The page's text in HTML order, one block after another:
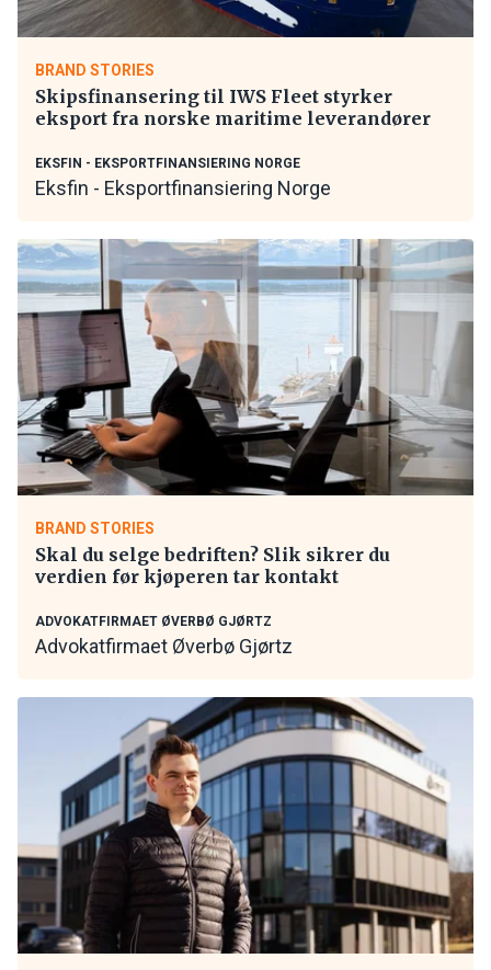
BRAND STORIES
Skipsfinansering til IWS Fleet styrker
eksport fra norske maritime leverandører
EKSFIN - EKSPORTFINANSIERING NORGE
Eksfin - Eksportfinansiering Norge
BRAND STORIES
Skal du selge bedriften? Slik sikrer du
verdien før kjøperen tar kontakt
ADVOKATFIRMAET ØVERBØ GJØRTZ
Advokatfirmaet Øverbø Gjørtz